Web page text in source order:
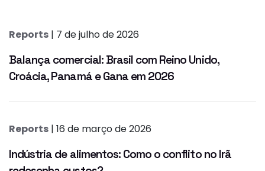
Reports | 7 de julho de 2026
Balança comercial: Brasil com Reino Unido,
Croácia, Panamá e Gana em 2026
Reports | 16 de março de 2026
Indústria de alimentos: Como o conflito no Irã